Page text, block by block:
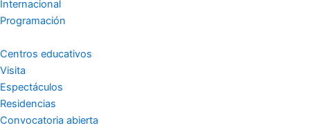
a
m
k
-
f
Internacional
Programación
Centros educativos
Visita
Espectáculos
Residencias
Convocatoria abierta